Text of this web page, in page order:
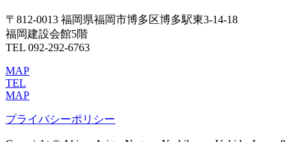
〒812-0013 福岡県福岡市博多区博多駅東3-14-18
福岡建設会館5階
TEL 092-292-6763
MAP
TEL
MAP
プライバシーポリシー